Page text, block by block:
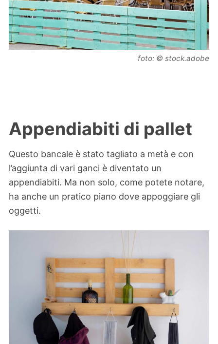
foto: © stock.adobe
Appendiabiti di pallet
Questo bancale è stato tagliato a metà e con
l’aggiunta di vari ganci è diventato un
appendiabiti. Ma non solo, come potete notare,
ha anche un pratico piano dove appoggiare gli
oggetti.